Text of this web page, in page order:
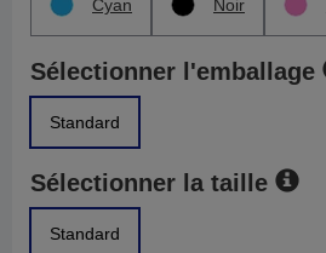
Cyan Noir
Sélectionner l'emballage
Standard
Sélectionner la taille
Standard